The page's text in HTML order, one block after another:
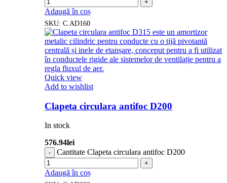
Adaugă în coș
SKU: C.AD160
Quick view
Add to wishlist
Clapeta circulara antifoc D200
In stock
576.94lei
Cantitate Clapeta circulara antifoc D200
Adaugă în coș